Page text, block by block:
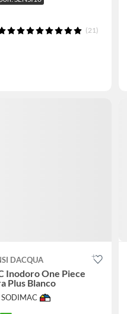
(21)
DACQUA
Inodoro One Piece
Plus Blanco
SODIMAC